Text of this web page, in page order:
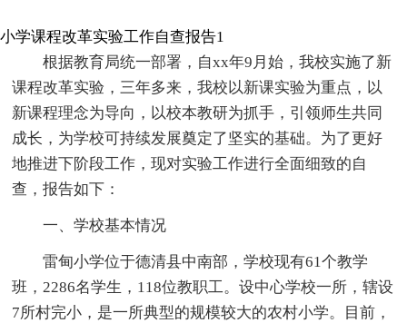
小学课程改革实验工作自查报告1
根据教育局统一部署，自xx年9月始，我校实施了新
课程改革实验，三年多来，我校以新课实验为重点，以
新课程理念为导向，以校本教研为抓手，引领师生共同
成长，为学校可持续发展奠定了坚实的基础。为了更好
地推进下阶段工作，现对实验工作进行全面细致的自
查，报告如下：
一、学校基本情况
雷甸小学位于德清县中南部，学校现有61个教学
班，2286名学生，118位教职工。设中心学校一所，辖设
7所村完小，是一所典型的规模较大的农村小学。目前，